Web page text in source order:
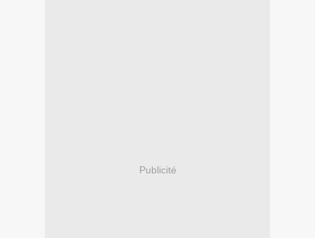
Publicité